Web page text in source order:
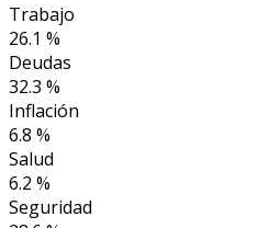
Trabajo
26.1 %
Deudas
32.3 %
Inflación
6.8 %
Salud
6.2 %
Seguridad